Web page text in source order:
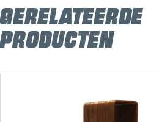
Gewicht
5,85 kg
Werkdruk
Tot 8 bar
Magazijncapaciteit
120 nieten
Gerelateerde
producten